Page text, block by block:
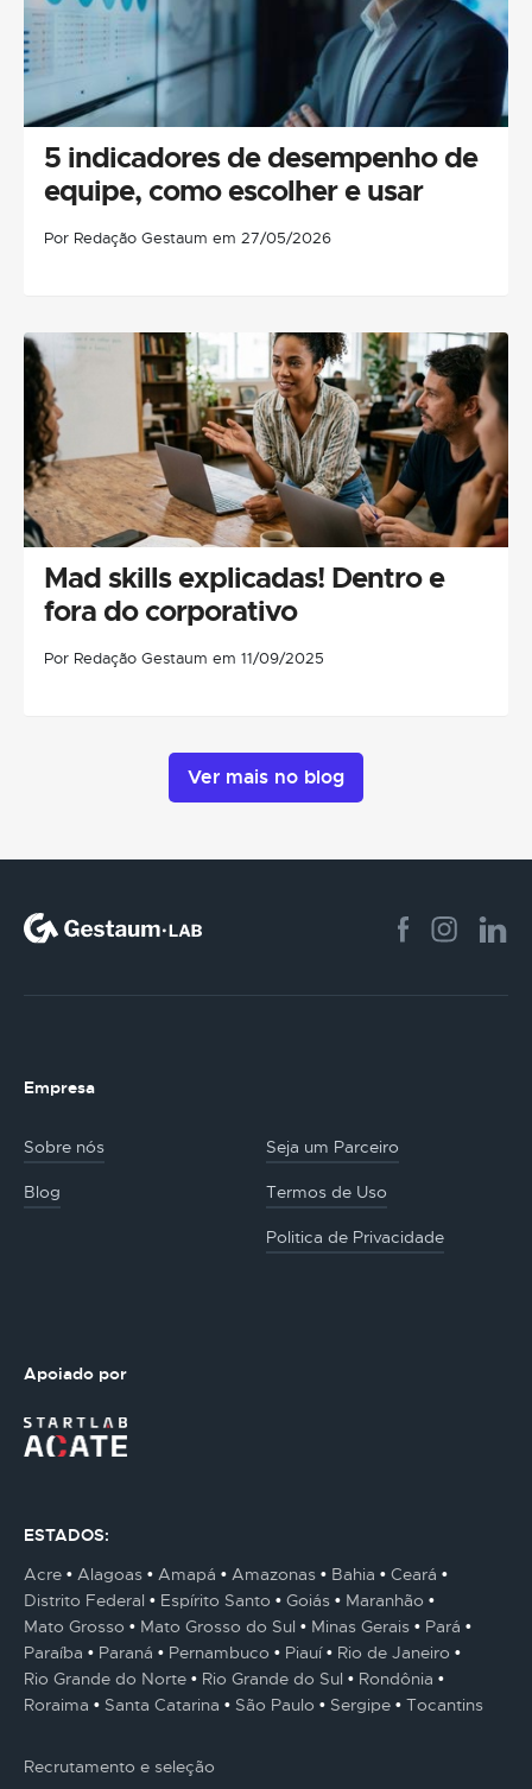
5 indicadores de desempenho de
equipe, como escolher e usar
Por Redação Gestaum em 27/05/2026
Mad skills explicadas! Dentro e
fora do corporativo
Por Redação Gestaum em 11/09/2025
Ver mais no blog
Empresa
Sobre nós Seja um Parceiro
Blog Termos de Uso
Politica de Privacidade
Apoiado por
ESTADOS:
Acre
Alagoas Amapá Amazonas Bahia
Ceará
Distrito Federal
Espírito Santo Goiás
Maranhão
Mato Grosso
Mato Grosso do Sul Minas Gerais
Pará
Paraíba
Paraná Pernambuco Piauí
Rio de Janeiro
Rio Grande do Norte
Rio Grande do Sul
Rondônia
Roraima
Santa Catarina São Paulo Sergipe Tocantins
Recrutamento e seleção